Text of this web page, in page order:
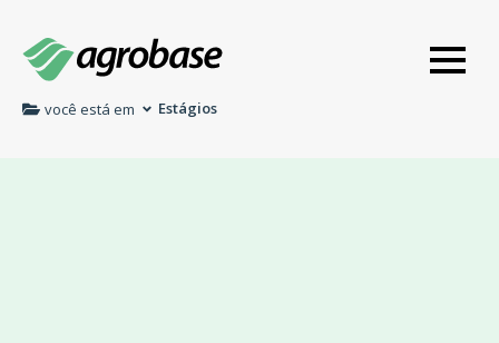
você está em Estágios